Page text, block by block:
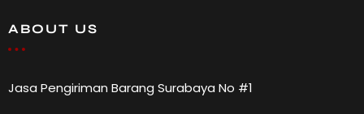
ABOUT US
Jasa Pengiriman Barang Surabaya No #1